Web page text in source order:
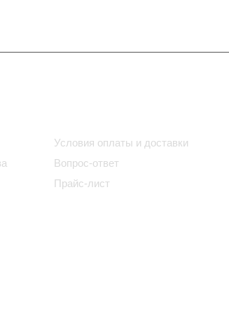
Условия оплаты и доставки
Вопрос-ответ
Прайс-лист